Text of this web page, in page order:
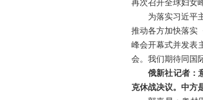
再次召开全球妇女
为落实习近平
推动各方加快落实
峰会开幕式并发表
会。我们期待同国
俄新社记者：
克休战决议。中方